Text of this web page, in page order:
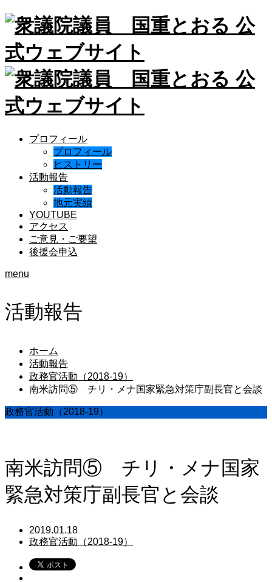
プロフィール
プロフィール
ヒストリー
活動報告
活動報告
地元実績
YOUTUBE
アクセス
ご意見・ご要望
後援会申込
menu
活動報告
ホーム
活動報告
政務官活動（2018-19）
南米訪問⑤ チリ・メナ国家緊急対策庁副長官と会談
政務官活動（2018-19）
南米訪問⑤ チリ・メナ国家
緊急対策庁副長官と会談
2019.01.18
政務官活動（2018-19）